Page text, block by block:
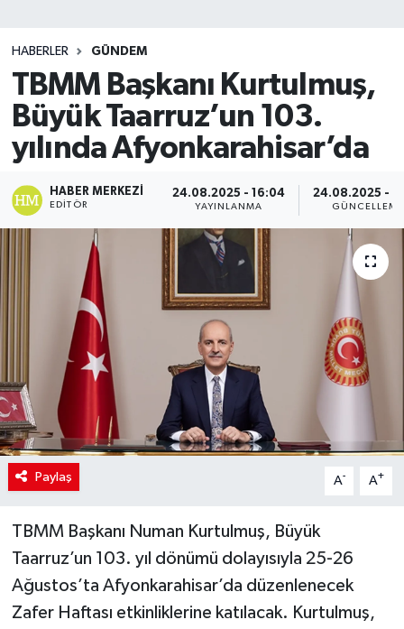
HABERLER GÜNDEM
TBMM Başkanı Kurtulmuş,
Büyük Taarruz’un 103.
yılında Afyonkarahisar’da
HABER MERKEZI
EDITÖR
24.08.2025 - 16:04
YAYINLANMA
24.08.2025 -
GÜNCELLEME
Paylaş A- A+
TBMM Başkanı Numan Kurtulmuş, Büyük
Taarruz’un 103. yıl dönümü dolayısıyla 25-26
Ağustos’ta Afyonkarahisar’da düzenlenecek
Zafer Haftası etkinliklerine katılacak. Kurtulmuş,
Teknoloji
TRABZON